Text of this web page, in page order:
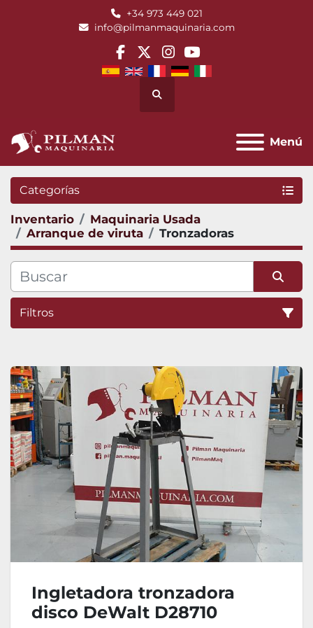
+34 973 449 021
info@pilmanmaquinaria.com
facebook
twitterinstagram
youtube
Buscar
Menú
Categorías
Inventario
Maquinaria Usada
Arranque de viruta
Tronzadoras
Filtros
Ingletadora tronzadora
disco DeWalt D28710